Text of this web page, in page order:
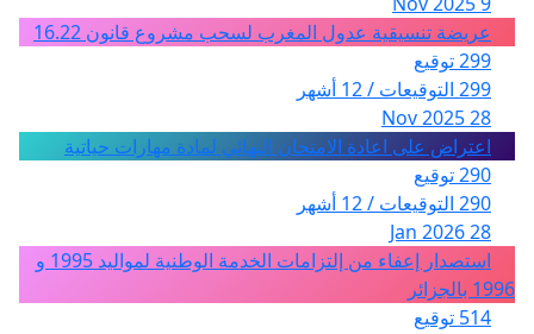
عريضة تنسيقية عدول المغرب لسحب مشروع قانون 16.22
299 توقيع
299 التوقيعات / 12 أشهر
28 Nov 2025
اعتراض على اعادة الامتحان النهائي لمادة مهارات حياتية
290 توقيع
290 التوقيعات / 12 أشهر
28 Jan 2026
استصدار إعفاء من إلتزامات الخدمة الوطنية لمواليد 1995 و
1996 بالجزائر
514 توقيع